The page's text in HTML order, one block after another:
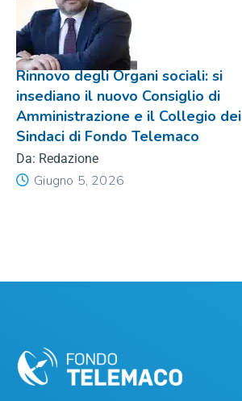
Rinnovo degli Organi sociali: si
insediano il nuovo Consiglio di
Amministrazione e il Collegio dei
Sindaci di Fondo Telemaco
Da: Redazione
Giugno 5, 2026